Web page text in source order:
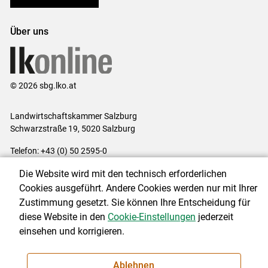
Über uns
© 2026 sbg.lko.at
Landwirtschaftskammer Salzburg
Schwarzstraße 19, 5020 Salzburg
Telefon: +43 (0) 50 2595-0
Impressum|Kontakt|Datenschutzerklärung|Barrierefreiheit|
Cookie-Einstellungen
NEWSLETTER
Die Website wird mit den technisch erforderlichen
Cookies ausgeführt. Andere Cookies werden nur mit Ihrer
Zustimmung gesetzt. Sie können Ihre Entscheidung für
diese Website in den Cookie-Einstellungen jederzeit
einsehen und korrigieren.
Ablehnen